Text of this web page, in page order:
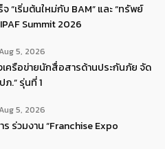
จ “เริ่มต้นใหม่กับ BAM” และ “ทรัพย์
Summit 2026
5, 2026
เครือข่ายนักสื่อสารด้านประกันภัย จัด
.” รุ่นที่ 1
5, 2026
ร่วมงาน “Franchise Expo